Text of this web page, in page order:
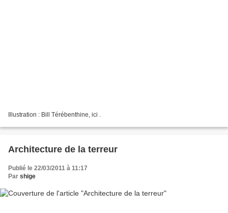
Illustration : Bill Térébenthine, ici .
Architecture de la terreur
Publié le 22/03/2011 à 11:17
Par shige